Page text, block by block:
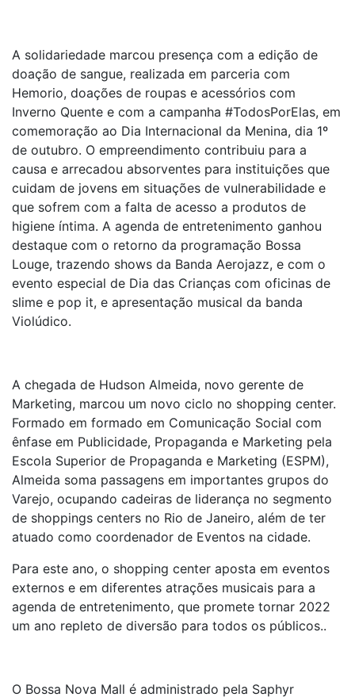
A solidariedade marcou presença com a edição de
doação de sangue, realizada em parceria com
Hemorio, doações de roupas e acessórios com
Inverno Quente e com a campanha #TodosPorElas, em
comemoração ao Dia Internacional da Menina, dia 1º
de outubro. O empreendimento contribuiu para a
causa e arrecadou absorventes para instituições que
cuidam de jovens em situações de vulnerabilidade e
que sofrem com a falta de acesso a produtos de
higiene íntima. A agenda de entretenimento ganhou
destaque com o retorno da programação Bossa
Louge, trazendo shows da Banda Aerojazz, e com o
evento especial de Dia das Crianças com oficinas de
slime e pop it, e apresentação musical da banda
Violúdico.
A chegada de Hudson Almeida, novo gerente de
Marketing, marcou um novo ciclo no shopping center.
Formado em formado em Comunicação Social com
ênfase em Publicidade, Propaganda e Marketing pela
Escola Superior de Propaganda e Marketing (ESPM),
Almeida soma passagens em importantes grupos do
Varejo, ocupando cadeiras de liderança no segmento
de shoppings centers no Rio de Janeiro, além de ter
atuado como coordenador de Eventos na cidade.
Para este ano, o shopping center aposta em eventos
externos e em diferentes atrações musicais para a
agenda de entretenimento, que promete tornar 2022
um ano repleto de diversão para todos os públicos..
O Bossa Nova Mall é administrado pela Saphyr